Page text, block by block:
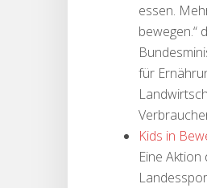
essen.
bewegen.“
für
Kids in
Eine Aktion